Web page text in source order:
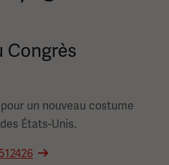
Congrès
un nouveau costume
États-Unis.